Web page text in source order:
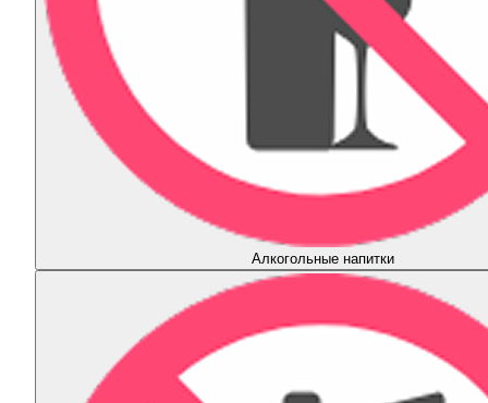
Алкогольные напитки